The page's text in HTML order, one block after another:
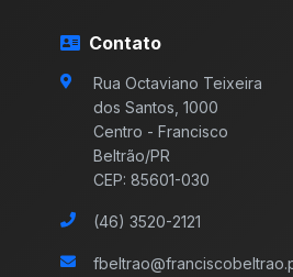
Contato
Rua Octaviano Teixeira
dos Santos, 1000
Centro - Francisco
Beltrão/PR
CEP: 85601-030
(46) 3520-2121